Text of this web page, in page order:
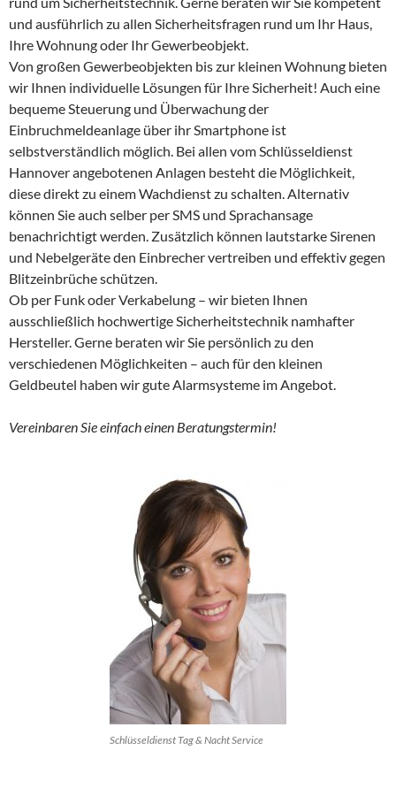
und ausführlich zu allen Sicherheitsfragen rund um Ihr Haus,
Ihre Wohnung oder Ihr Gewerbeobjekt.
Von großen Gewerbeobjekten bis zur kleinen Wohnung bieten
wir Ihnen individuelle Lösungen für Ihre Sicherheit! Auch eine
bequeme Steuerung und Überwachung der
Einbruchmeldeanlage über ihr Smartphone ist
selbstverständlich möglich. Bei allen vom Schlüsseldienst
Hannover angebotenen Anlagen besteht die Möglichkeit,
diese direkt zu einem Wachdienst zu schalten. Alternativ
können Sie auch selber per SMS und Sprachansage
benachrichtigt werden. Zusätzlich können lautstarke Sirenen
und Nebelgeräte den Einbrecher vertreiben und effektiv gegen
Blitzeinbrüche schützen.
Ob per Funk oder Verkabelung – wir bieten Ihnen
ausschließlich hochwertige Sicherheitstechnik namhafter
Hersteller. Gerne beraten wir Sie persönlich zu den
verschiedenen Möglichkeiten – auch für den kleinen
Geldbeutel haben wir gute Alarmsysteme im Angebot.
Vereinbaren Sie einfach einen Beratungstermin!
Schlüsseldienst Tag & Nacht Service